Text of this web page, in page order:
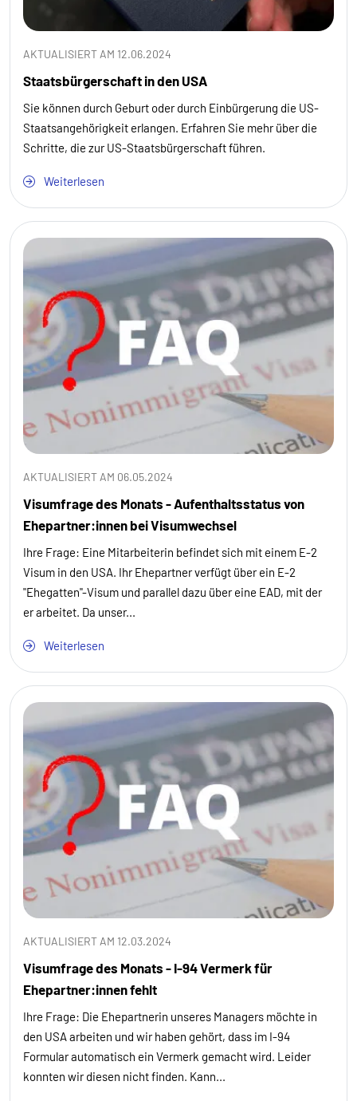
AKTUALISIERT AM 12.06.2024
Staatsbürgerschaft in den USA
Sie können durch Geburt oder durch Einbürgerung die US-
Staatsangehörigkeit erlangen. Erfahren Sie mehr über die
Schritte, die zur US-Staatsbürgerschaft führen.
Weiterlesen
AKTUALISIERT AM 06.05.2024
Visumfrage des Monats - Aufenthaltsstatus von
Ehepartner:innen bei Visumwechsel
Ihre Frage: Eine Mitarbeiterin befindet sich mit einem E-2
Visum in den USA. Ihr Ehepartner verfügt über ein E-2
"Ehegatten"-Visum und parallel dazu über eine EAD, mit der
er arbeitet. Da unser...
Weiterlesen
AKTUALISIERT AM 12.03.2024
Visumfrage des Monats - I-94 Vermerk für
Ehepartner:innen fehlt
Ihre Frage: Die Ehepartnerin unseres Managers möchte in
den USA arbeiten und wir haben gehört, dass im I-94
Formular automatisch ein Vermerk gemacht wird. Leider
konnten wir diesen nicht finden. Kann...